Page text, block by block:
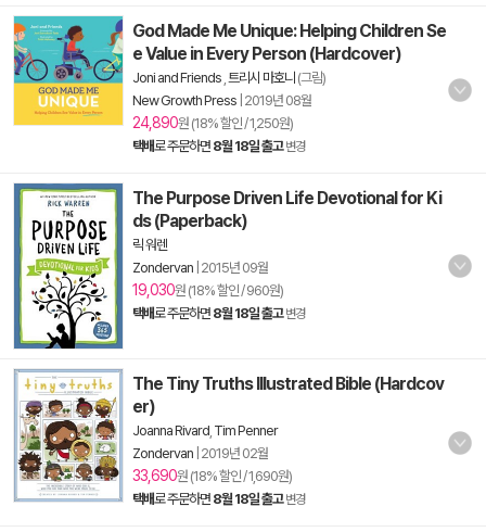
God Made Me Unique: Helping Children Se
e Value in Every Person (Hardcover)
Joni and Friends 트리시 마호니 (그림)
New Growth Press 2019년 08월
24,890원 (18% 할인 / 1,250원)
택배로 주문하면 8월 18일 출고 변경
The Purpose Driven Life Devotional for Ki
ds (Paperback)
릭 워렌
Zondervan 2015년 09월
19,030원 (18% 할인 / 960원)
택배로 주문하면 8월 18일 출고 변경
The Tiny Truths Illustrated Bible (Hardcov
er)
Joanna Rivard Tim Penner
Zondervan 2019년 02월
33,690원 (18% 할인 / 1,690원)
택배로 주문하면 8월 18일 출고 변경